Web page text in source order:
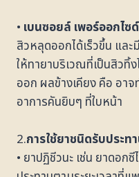
• เบนซอยล์ เพอร์ออกไ
สิวหลุดออกได้เร็วขึ้น และ
ให้ทายาบริเวณที่เป็นสิวทิ้
ออก ผลข้างเคียง คือ อา
อาการคันยิบๆ ที่ใบหน้า
2.การใช้ยาชนิดรับประท
• ยาปฏิชีวนะ เช่น ยาดอก